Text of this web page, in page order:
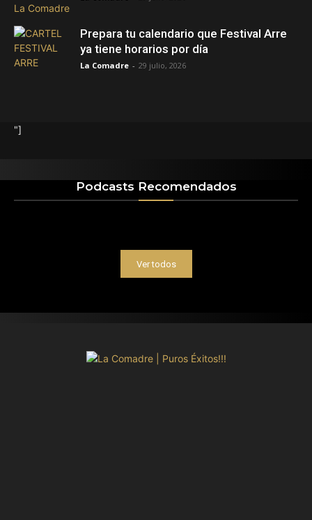
Prepara tu calendario que Festival Arre
ya tiene horarios por día
La Comadre - 29 julio, 2026
"]
Podcasts Recomendados
Ver todos